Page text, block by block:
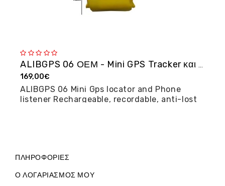
ALIBGPS 06 ΟΕΜ - Mini GPS Tracker και φω�...
169,00€
ALIBGPS 06 Mini Gps locator and Phone
listener Rechargeable, recordable, anti-lost
ΠΛΗΡΟΦΟΡΊΕΣ
Ο ΛΟΓΑΡΙΑΣΜΌΣ ΜΟΥ